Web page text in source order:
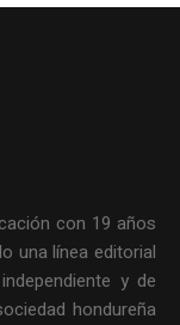
con 19 años
una línea editorial
y de
hondureña